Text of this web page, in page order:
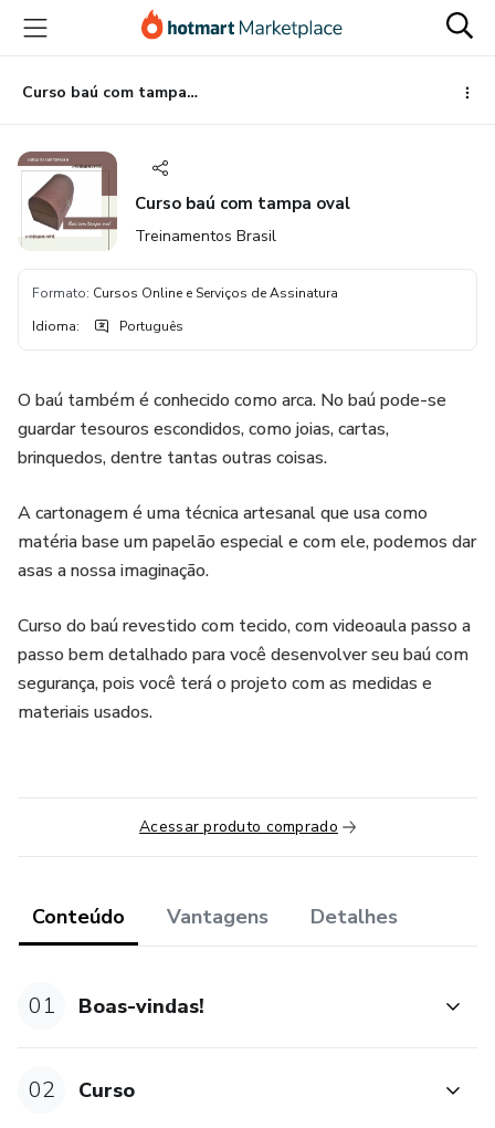
para
conteúdo
principal
para
pagamento
para
rodapé
Curso baú com tampa oval
Curso baú com tampa oval
Treinamentos Brasil
Formato: Cursos Online e Serviços de Assinatura
Idioma: Português
O baú também é conhecido como arca. No baú pode-se
guardar tesouros escondidos, como joias, cartas,
brinquedos, dentre tantas outras coisas.
A cartonagem é uma técnica artesanal que usa como
matéria base um papelão especial e com ele, podemos dar
asas a nossa imaginação.
Curso do baú revestido com tecido, com videoaula passo a
passo bem detalhado para você desenvolver seu baú com
segurança, pois você terá o projeto com as medidas e
materiais usados.
Acessar produto comprado
Conteúdo Vantagens Detalhes
01 Boas-vindas!
02 Curso